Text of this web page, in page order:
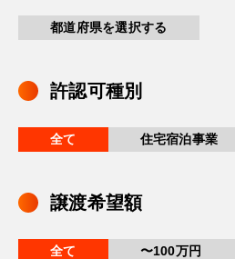
都道府県を選択する
許認可種別
全て 住宅宿泊事業
譲渡希望額
全て 〜100万円